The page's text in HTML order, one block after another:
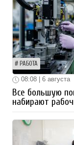
РАБОТА
08:08 | 6 августа
Все большую
набирают